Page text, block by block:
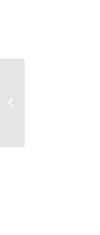
Rezervační
rizik: Proč je